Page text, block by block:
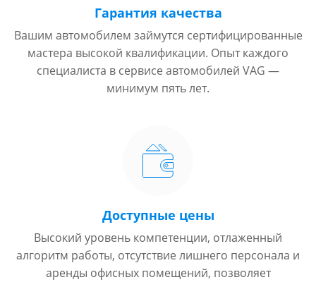
Гарантия качества
Вашим автомобилем займутся сертифицированные
мастера высокой квалификации. Опыт каждого
специалиста в сервисе автомобилей VAG —
минимум пять лет.
Доступные цены
Высокий уровень компетенции, отлаженный
алгоритм работы, отсутствие лишнего персонала и
аренды офисных помещений, позволяет